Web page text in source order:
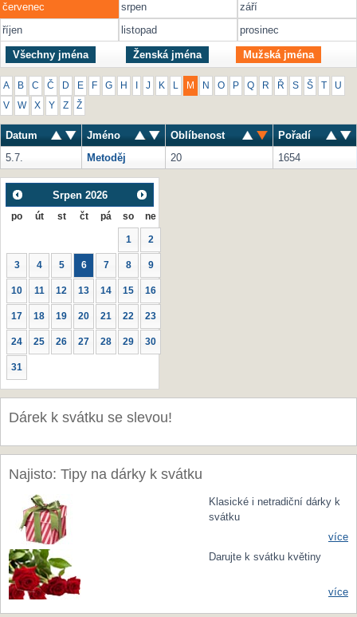
červenec
srpen
září
říjen
listopad prosinec
Všechny jména Ženská jména Mužská jména
A B C Č D E F G H J K M N O P Q R Ř S Š U
V W X Y Z Ž
Datum Jméno Oblíbenost
Pořadí
5.7.
Metoděj 20 1654
Srpen 2026
po út st čt pá so ne
1 2
3 4 5 6 7 8 9
10 11 12 13 14 15 16
17 18 19 20 21 22 23
24 25 26 27 28 29 30
31
Dárek k svátku se slevou!
Najisto: Tipy na dárky k svátku
Klasické i netradiční dárky k
svátku
více
Darujte k svátku květiny
více